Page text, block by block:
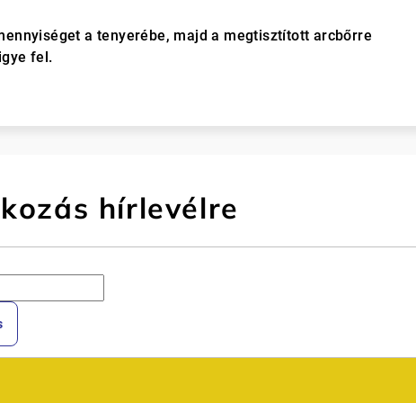
a tenyerébe, majd a megtisztított arcbőrre
fel.
hírlevélre